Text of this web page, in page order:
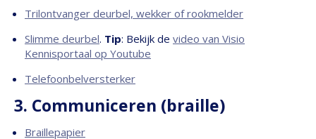
Trilontvanger deurbel, wekker of rookmelder
Slimme deurbel. Tip: Bekijk de video van Visio
Kennisportaal op Youtube
Telefoonbelversterker
3. Communiceren (braille)
Braillepapier